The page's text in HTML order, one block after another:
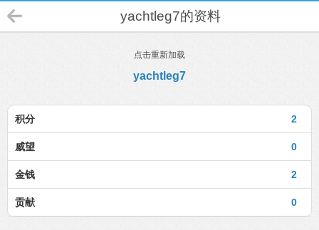
yachtleg7的资料
点击重新加载
yachtleg7
2
积分
0
威望
2
金钱
0
贡献